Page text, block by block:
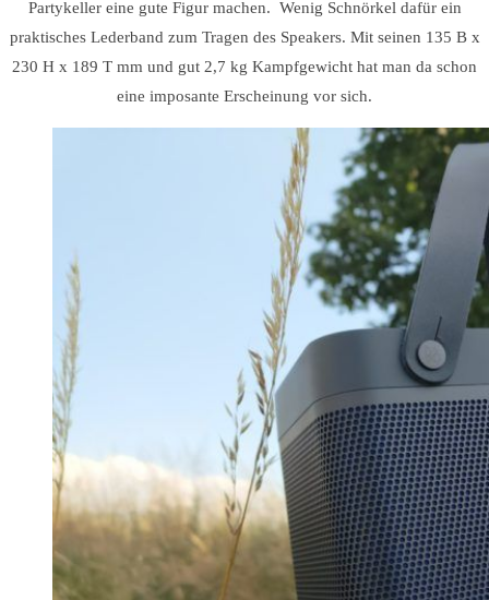
Partykeller eine gute Figur machen. Wenig Schnörkel dafür ein
praktisches Lederband zum Tragen des Speakers. Mit seinen 135 B x
230 H x 189 T mm und gut 2,7 kg Kampfgewicht hat man da schon
eine imposante Erscheinung vor sich.